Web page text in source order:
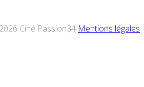
Ciné Passion34 Mentions légales